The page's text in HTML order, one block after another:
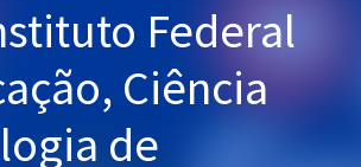
Federal
Ciência
de